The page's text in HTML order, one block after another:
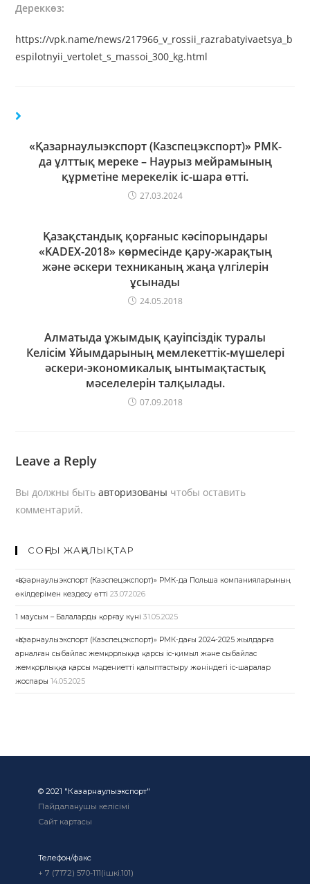
Дереккөз:
https://vpk.name/news/217966_v_rossii_razrabatyivaetsya_b
espilotnyii_vertolet_s_massoi_300_kg.html
«Қазарнаулыэкспорт (Казспецэкспорт)» РМК-
да ұлттық мереке – Наурыз мейрамының
құрметіне мерекелік іс-шара өтті.
27.03.2024
Қазақстандық қорғаныс кәсіпорындары
«KADEX-2018» көрмесінде қару-жарақтың
және әскери техниканың жаңа үлгілерін
ұсынады
24.05.2018
Алматыда ұжымдық қауіпсіздік туралы
Келісім Ұйымдарының мемлекеттік-мүшелері
әскери-экономикалық ынтымақтастық
мәселелерін талқылады.
07.09.2018
Leave a Reply
Вы должны бытьавторизованы чтобы оставить
комментарий.
СОҢҒЫ ЖАҢАЛЫҚТАР
«Қазарнаулыэкспорт (Казспецэкспорт)» РМК-да Польша компанияларының
өкілдерімен кездесу өтті 23.07.2026
1 маусым – Балаларды қорғау күні 31.05.2025
«Қазарнаулыэкспорт (Казспецэкспорт)» РМК-дағы 2024-2025 жылдарға
арналған сыбайлас жемқорлыққа қарсы іс-қимыл және сыбайлас
жемқорлыққа қарсы мәдениетті қалыптастыру жөніндегі іс-шаралар
жоспары 14.05.2025
© 2021 "Казарнаулыэкспорт"
Пайдаланушы келісімі
Сайт картасы
Телефон/факс
+ 7 (7172) 570-111(ішкі.101)